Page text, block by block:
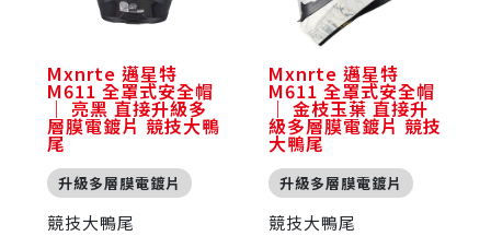
Mxnrte 邁星特
M611 全罩式安全帽
｜ 亮黑 直接升級多
層膜電鍍片 競技大鴨
尾
升級多層膜電鍍片
競技大鴨尾
Mxnrte 邁星特
M611 全罩式安全帽
｜ 金枝玉葉 直接升
級多層膜電鍍片 競技
大鴨尾
升級多層膜電鍍片
競技大鴨尾